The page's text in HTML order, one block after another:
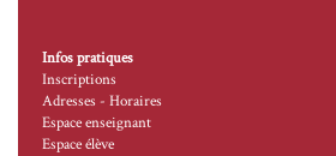
Infos pratiques
Inscriptions
Adresses - Horaires
Espace enseignant
Espace élève